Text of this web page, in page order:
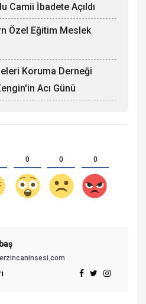
Camii İbadete Açıldı
Özel Eğitim Meslek
Koruma Derneği
Acı Günü
0 0 0